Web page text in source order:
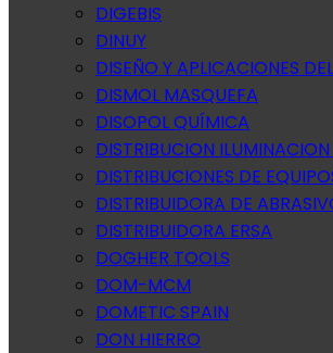
DIGEBIS
DINUY
DISEÑO Y APLICACIONES
DISMOL MASQUEFA
DISOPOL QUÍMICA
DISTRIBUCION
DISTRIBUCIONES DE
DISTRIBUIDORA DE
DISTRIBUIDORA ERSA
DOGHER TOOLS
DOM-MCM
DOMETIC SPAIN
DON HIERRO